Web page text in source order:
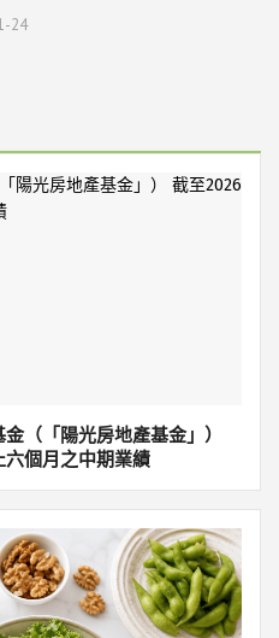
24
（「陽光房地產基金」）
個月之中期業績